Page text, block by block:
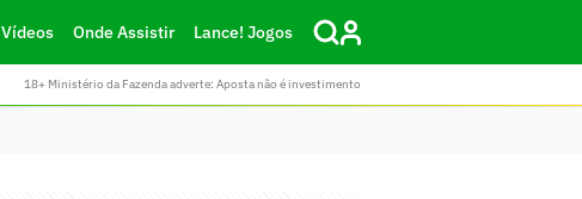
Vídeos Onde Assistir Lance! Jogos
18+ Ministério da Fazenda adverte: Aposta não é investimento